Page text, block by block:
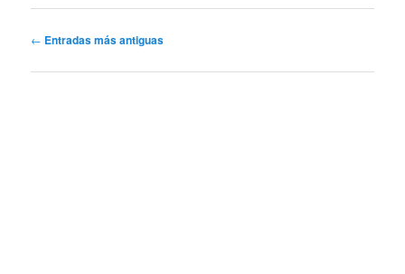
Navegación
entradas
← Entradas más antiguas